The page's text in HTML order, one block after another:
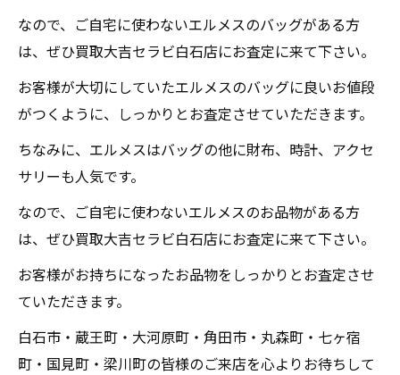
なので、ご自宅に使わないエルメスのバッグがある方
は、ぜひ買取大吉セラビ白石店にお査定に来て下さい。
お客様が大切にしていたエルメスのバッグに良いお値段
がつくように、しっかりとお査定させていただきます。
ちなみに、エルメスはバッグの他に財布、時計、アクセ
サリーも人気です。
なので、ご自宅に使わないエルメスのお品物がある方
は、ぜひ買取大吉セラビ白石店にお査定に来て下さい。
お客様がお持ちになったお品物をしっかりとお査定させ
ていただきます。
白石市・蔵王町・大河原町・角田市・丸森町・七ヶ宿
町・国見町・梁川町の皆様のご来店を心よりお待ちして